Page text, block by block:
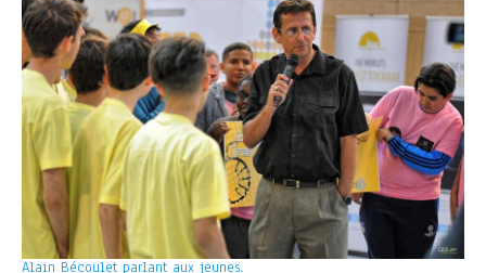
Alain Bécoulet parlant aux jeunes.